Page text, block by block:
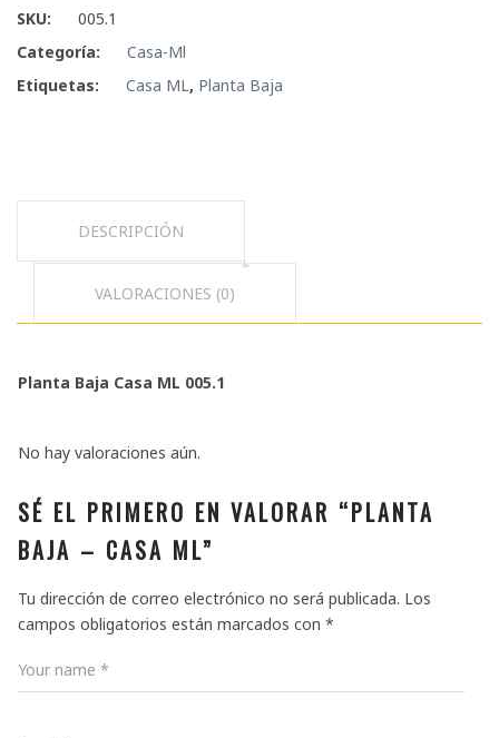
Casa
ML
cantidad
SKU:
005.1
Categoría:
Casa-Ml
Etiquetas:
Casa ML, Planta Baja
DESCRIPCIÓN
VALORACIONES (0)
Planta Baja Casa ML 005.1
No hay valoraciones aún.
SÉ EL PRIMERO EN VALORAR “PLANTA
BAJA – CASA ML”
Tu dirección de correo electrónico no será publicada. Los
campos obligatorios están marcados con *